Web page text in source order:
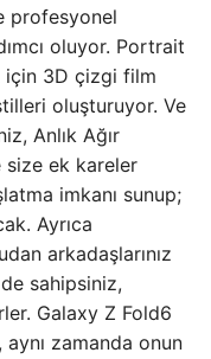
profesyonel
oluyor. Portrait
için 3D çizgi film
oluşturuyor. Ve
Anlık Ağır
size ek kareler
imkanı sunup;
Ayrıca
arkadaşlarınız
sahipsiniz,
Galaxy Z Fold6
zamanda onun